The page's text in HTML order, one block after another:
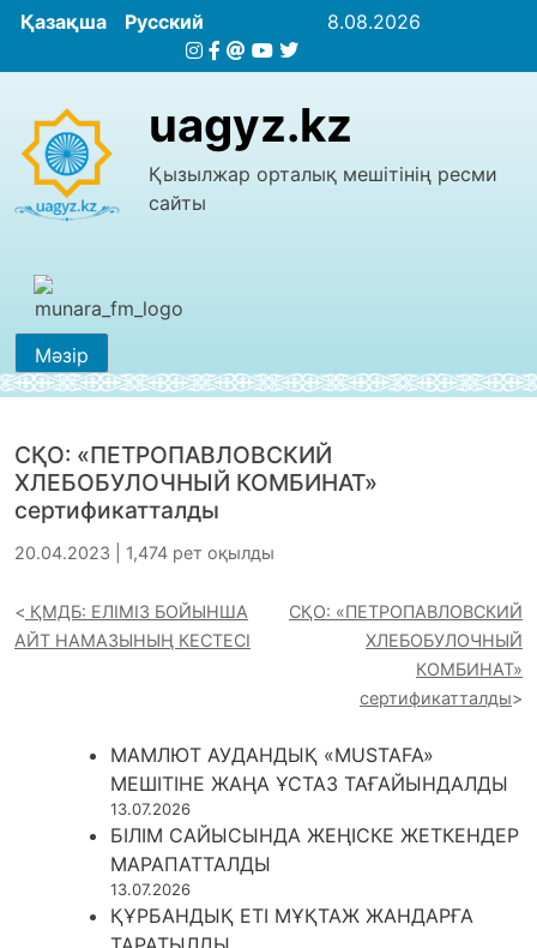
Қазақша Русский 8.08.2026
uagyz.kz
Қызылжар орталық мешітінің ресми
сайты
Мәзір
СҚО: «ПЕТРОПАВЛОВСКИЙ
ХЛЕБОБУЛОЧНЫЙ КОМБИНАТ»
сертификатталды
20.04.2023 | 1,474 рет оқылды
ҚМДБ: ЕЛІМІЗ БОЙЫНША
АЙТ НАМАЗЫНЫҢ КЕСТЕСІ
СҚО: «ПЕТРОПАВЛОВСКИЙ
ХЛЕБОБУЛОЧНЫЙ
КОМБИНАТ»
сертификатталды
МАМЛЮТ АУДАНДЫҚ «MUSTAFA»
МЕШІТІНЕ ЖАҢА ҰСТАЗ ТАҒАЙЫНДАЛДЫ
13.07.2026
БІЛІМ САЙЫСЫНДА ЖЕҢІСКЕ ЖЕТКЕНДЕР
МАРАПАТТАЛДЫ
13.07.2026
ҚҰРБАНДЫҚ ЕТІ МҰҚТАЖ ЖАНДАРҒА